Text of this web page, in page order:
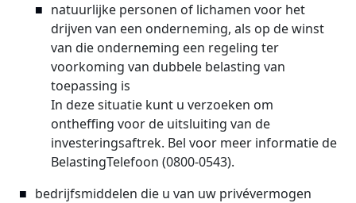
natuurlijke personen of lichamen voor het
drijven van een onderneming, als op de winst
van die onderneming een regeling ter
voorkoming van dubbele belasting van
toepassing is
In deze situatie kunt u verzoeken om
ontheffing voor de uitsluiting van de
investeringsaftrek. Bel voor meer informatie de
BelastingTelefoon (0800-0543).
bedrijfsmiddelen die u van uw privévermogen